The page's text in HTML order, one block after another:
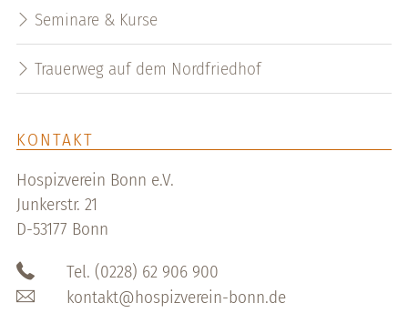
Seminare & Kurse
Trauerweg auf dem Nordfriedhof
KONTAKT
Hospizverein Bonn e.V.
Junkerstr. 21
D-53177 Bonn
Tel. (0228) 62 906 900
kontakt@hospizverein-bonn.de